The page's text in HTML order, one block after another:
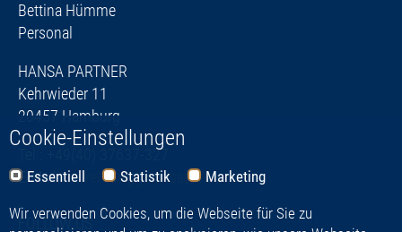
Bettina Hümme
Personal
HANSA PARTNER
Kehrwieder 11
20457 Hamburg
Tel.: +49(40) 37637-327
E-Mail:bewerbung@hansapartner.de
FOLLOW US
Cookie-Einstellungen
Essentiell Statistik Marketing
Wir verwenden Cookies, um die Webseite für Sie zu